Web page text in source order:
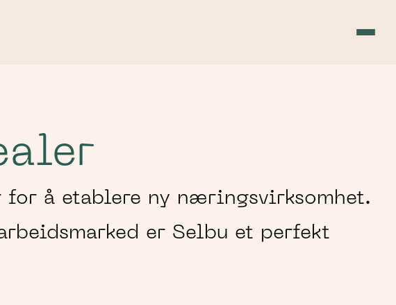
å etablere ny næringsvirksomhet.
er Selbu et perfekt